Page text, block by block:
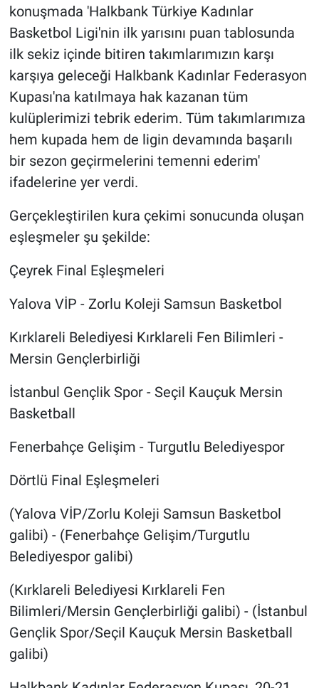
konuşmada 'Halkbank Türkiye Kadınlar
Basketbol Ligi'nin ilk yarısını puan tablosunda
ilk sekiz içinde bitiren takımlarımızın karşı
karşıya geleceği Halkbank Kadınlar Federasyon
Kupası'na katılmaya hak kazanan tüm
kulüplerimizi tebrik ederim. Tüm takımlarımıza
hem kupada hem de ligin devamında başarılı
bir sezon geçirmelerini temenni ederim'
ifadelerine yer verdi.
Gerçekleştirilen kura çekimi sonucunda oluşan
eşleşmeler şu şekilde:
Çeyrek Final Eşleşmeleri
Yalova VİP - Zorlu Koleji Samsun Basketbol
Kırklareli Belediyesi Kırklareli Fen Bilimleri -
Mersin Gençlerbirliği
İstanbul Gençlik Spor - Seçil Kauçuk Mersin
Basketball
Fenerbahçe Gelişim - Turgutlu Belediyespor
Dörtlü Final Eşleşmeleri
(Yalova VİP/Zorlu Koleji Samsun Basketbol
galibi) - (Fenerbahçe Gelişim/Turgutlu
Belediyespor galibi)
(Kırklareli Belediyesi Kırklareli Fen
Bilimleri/Mersin Gençlerbirliği galibi) - (İstanbul
Gençlik Spor/Seçil Kauçuk Mersin Basketball
galibi)